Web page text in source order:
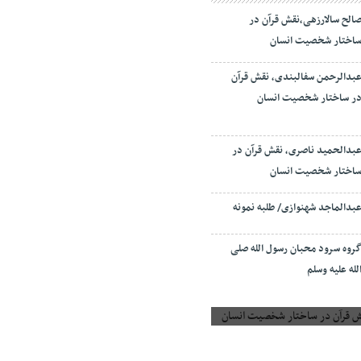
صالح سالارزهی،‌نقش قرآن در
ساختار شخصیت انسان
عبدالرحمن سفالبندی، نقش قرآن
در ساختار شخصیت انسان
عبدالحمید ناصری، نقش قرآن در
ساختار شخصیت انسان
عبدالماجد شهنوازی/ طلبه نمونه
گروه سرود محبان رسول الله صلی
الله علیه وسلم